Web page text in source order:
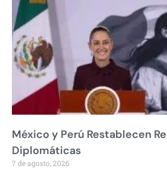
México y Perú Restablecen
Diplomáticas
7 de agosto, 2026